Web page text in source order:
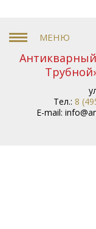
Тел.: 8
E-mail: